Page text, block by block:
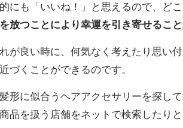
にも「いいね！」と思えるので、ど
放つことにより幸運を引き寄せること
が良い時に、何気なく考えたり思い
づくことができるのです。
形に似合うヘアアクセサリーを探し
品を扱う店舗をネットで検索したり